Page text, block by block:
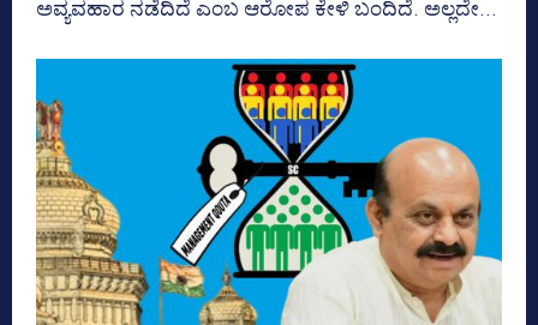
ಅವ್ಯವಹಾರ ನಡೆದಿದೆ ಎಂಬ ಆರೋಪ ಕೇಳಿ ಬಂದಿದೆ. ಅಲ್ಲದೇ...